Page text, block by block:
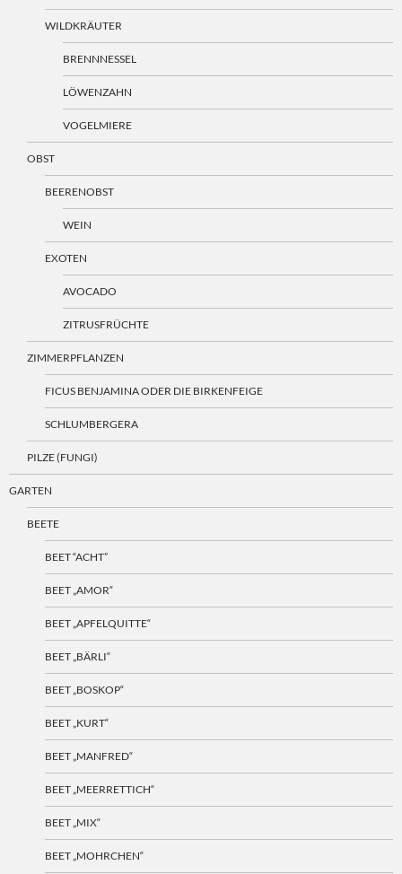
WILDKRÄUTER
BRENNNESSEL
LÖWENZAHN
VOGELMIERE
OBST
BEERENOBST
WEIN
EXOTEN
AVOCADO
ZITRUSFRÜCHTE
ZIMMERPFLANZEN
FICUS BENJAMINA ODER DIE BIRKENFEIGE
SCHLUMBERGERA
PILZE (FUNGI)
GARTEN
BEETE
BEET “ACHT”
BEET „AMOR“
BEET „APFELQUITTE“
BEET „BÄRLI“
BEET „BOSKOP“
BEET „KURT“
BEET „MANFRED“
BEET „MEERRETTICH“
BEET „MIX“
BEET „MOHRCHEN“